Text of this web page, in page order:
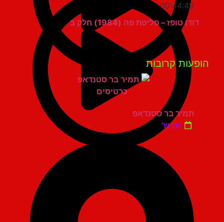
00:44:49
דודו טופז – פליטת פה (1984) חלק ב
קרובות
תמיר בר סטנדאפ
יום ש'